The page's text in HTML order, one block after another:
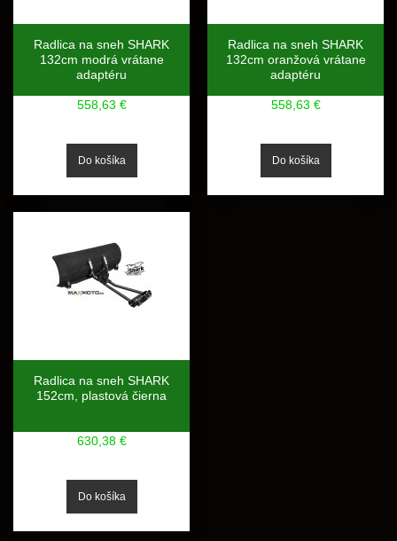
Radlica na sneh SHARK
132cm modrá vrátane
adaptéru
558,63 €
Radlica na sneh SHARK
132cm oranžová vrátane
adaptéru
558,63 €
Radlica na sneh SHARK
152cm, plastová čierna
630,38 €